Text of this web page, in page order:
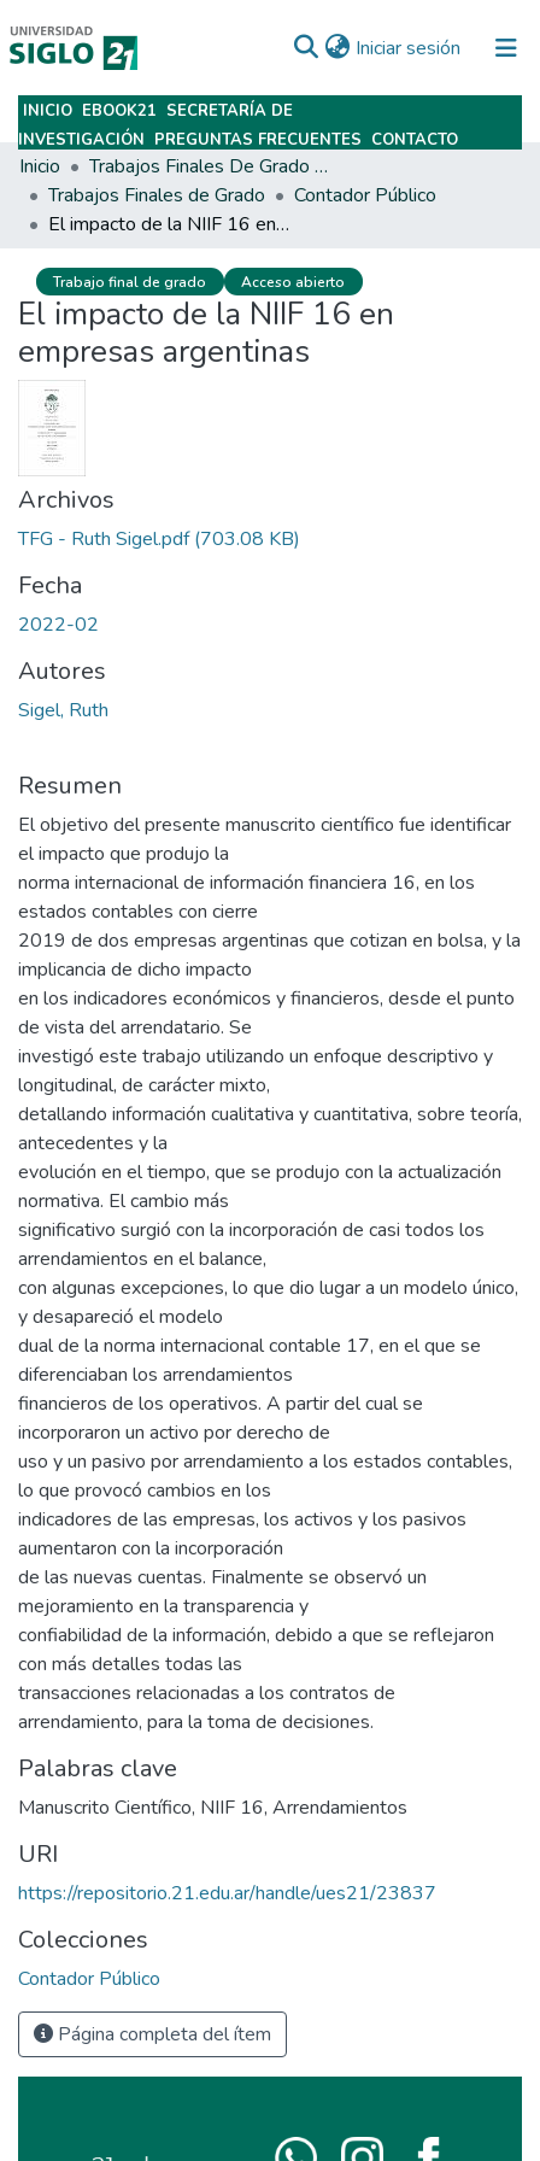
Iniciar sesión (current)
Subir
INICIO EBOOK21 SECRETARÍA DE
INVESTIGACIÓN PREGUNTAS FRECUENTES CONTACTO
Inicio
Trabajos Finales De Grado Y Posgrado
Trabajos Finales de Grado
Contador Público
El impacto de la NIIF 16 en empresas argentinas
Trabajo final de grado Acceso abierto
El impacto de la NIIF 16 en
empresas argentinas
Archivos
TFG - Ruth Sigel.pdf(703.08 KB)
Fecha
2022-02
Autores
Sigel, Ruth
Resumen
El objetivo del presente manuscrito científico fue identificar
el impacto que produjo la
norma internacional de información financiera 16, en los
estados contables con cierre
2019 de dos empresas argentinas que cotizan en bolsa, y la
implicancia de dicho impacto
en los indicadores económicos y financieros, desde el punto
de vista del arrendatario. Se
investigó este trabajo utilizando un enfoque descriptivo y
longitudinal, de carácter mixto,
detallando información cualitativa y cuantitativa, sobre teoría,
antecedentes y la
evolución en el tiempo, que se produjo con la actualización
normativa. El cambio más
significativo surgió con la incorporación de casi todos los
arrendamientos en el balance,
con algunas excepciones, lo que dio lugar a un modelo único,
y desapareció el modelo
dual de la norma internacional contable 17, en el que se
diferenciaban los arrendamientos
financieros de los operativos. A partir del cual se
incorporaron un activo por derecho de
uso y un pasivo por arrendamiento a los estados contables,
lo que provocó cambios en los
indicadores de las empresas, los activos y los pasivos
aumentaron con la incorporación
de las nuevas cuentas. Finalmente se observó un
mejoramiento en la transparencia y
confiabilidad de la información, debido a que se reflejaron
con más detalles todas las
transacciones relacionadas a los contratos de
arrendamiento, para la toma de decisiones.
Palabras clave
Manuscrito Científico, NIIF 16, Arrendamientos
URI
https://repositorio.21.edu.ar/handle/ues21/23837
Colecciones
Contador Público
Página completa del ítem